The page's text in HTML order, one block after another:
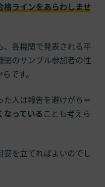
ラインをあらわしませ
、各機関で発表される平
のサンプル参加者の性
です。
た人は報告を避けがち＝
なっている ことも考えら
を立てればよいのでし